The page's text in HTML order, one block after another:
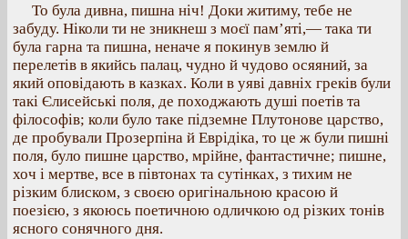
То була дивна, пишна ніч! Доки житиму, тебе не
забуду. Ніколи ти не зникнеш з моєї пам’яті,— така ти
була гарна та пишна, неначе я покинув землю й
перелетів в якийсь палац, чудно й чудово осяяний, за
який оповідають в казках. Коли в уяві давніх греків були
такі Єлисейські поля, де походжають душі поетів та
філософів; коли було таке підземне Плутонове царство,
де пробували Прозерпіна й Еврідіка, то це ж були пишні
поля, було пишне царство, мрійне, фантастичне; пишне,
хоч і мертве, все в півтонах та сутінках, з тихим не
різким блиском, з своєю оригінальною красою й
поезією, з якоюсь поетичною одличкою од різких тонів
ясного сонячного дня.